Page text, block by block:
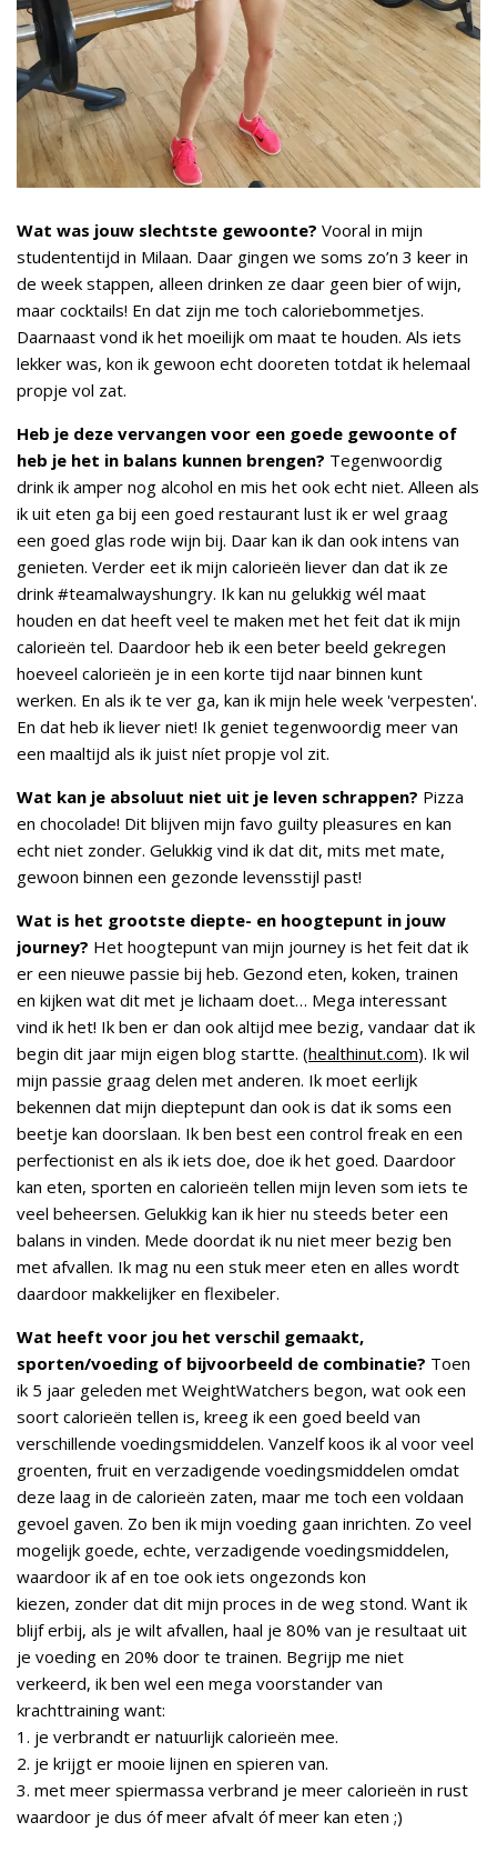
Wat was jouw slechtste gewoonte? Vooral in mijn
studententijd in Milaan. Daar gingen we soms zo’n 3 keer in
de week stappen, alleen drinken ze daar geen bier of wijn,
maar cocktails! En dat zijn me toch caloriebommetjes.
Daarnaast vond ik het moeilijk om maat te houden. Als iets
lekker was, kon ik gewoon echt dooreten totdat ik helemaal
propje vol zat.
Heb je deze vervangen voor een goede gewoonte of
heb je het in balans kunnen brengen? Tegenwoordig
drink ik amper nog alcohol en mis het ook echt niet. Alleen als
ik uit eten ga bij een goed restaurant lust ik er wel graag
een goed glas rode wijn bij. Daar kan ik dan ook intens van
genieten. Verder eet ik mijn calorieën liever dan dat ik ze
drink #teamalwayshungry. Ik kan nu gelukkig wél maat
houden en dat heeft veel te maken met het feit dat ik mijn
calorieën tel. Daardoor heb ik een beter beeld gekregen
hoeveel calorieën je in een korte tijd naar binnen kunt
werken. En als ik te ver ga, kan ik mijn hele week 'verpesten'.
En dat heb ik liever niet! Ik geniet tegenwoordig meer van
een maaltijd als ik juist níet propje vol zit.
Wat kan je absoluut niet uit je leven schrappen? Pizza
en chocolade! Dit blijven mijn favo guilty pleasures en kan
echt niet zonder. Gelukkig vind ik dat dit, mits met mate,
gewoon binnen een gezonde levensstijl past!
Wat is het grootste diepte- en hoogtepunt in jouw
journey? Het hoogtepunt van mijn journey is het feit dat ik
er een nieuwe passie bij heb. Gezond eten, koken, trainen
en kijken wat dit met je lichaam doet… Mega interessant
vind ik het! Ik ben er dan ook altijd mee bezig, vandaar dat ik
begin dit jaar mijn eigen blog startte. (healthinut.com). Ik wil
mijn passie graag delen met anderen. Ik moet eerlijk
bekennen dat mijn dieptepunt dan ook is dat ik soms een
beetje kan doorslaan. Ik ben best een control freak en een
perfectionist en als ik iets doe, doe ik het goed. Daardoor
kan eten, sporten en calorieën tellen mijn leven som iets te
veel beheersen. Gelukkig kan ik hier nu steeds beter een
balans in vinden. Mede doordat ik nu niet meer bezig ben
met afvallen. Ik mag nu een stuk meer eten en alles wordt
daardoor makkelijker en flexibeler.
Wat heeft voor jou het verschil gemaakt,
sporten/voeding of bijvoorbeeld de combinatie? Toen
ik 5 jaar geleden met WeightWatchers begon, wat ook een
soort calorieën tellen is, kreeg ik een goed beeld van
verschillende voedingsmiddelen. Vanzelf koos ik al voor veel
groenten, fruit en verzadigende voedingsmiddelen omdat
deze laag in de calorieën zaten, maar me toch een voldaan
gevoel gaven. Zo ben ik mijn voeding gaan inrichten. Zo veel
mogelijk goede, echte, verzadigende voedingsmiddelen,
waardoor ik af en toe ook iets ongezonds kon
kiezen, zonder dat dit mijn proces in de weg stond. Want ik
blijf erbij, als je wilt afvallen, haal je 80% van je resultaat uit
je voeding en 20% door te trainen. Begrijp me niet
verkeerd, ik ben wel een mega voorstander van
krachttraining want:
1. je verbrandt er natuurlijk calorieën mee.
2. je krijgt er mooie lijnen en spieren van.
3. met meer spiermassa verbrand je meer calorieën in rust
waardoor je dus óf meer afvalt óf meer kan eten ;)